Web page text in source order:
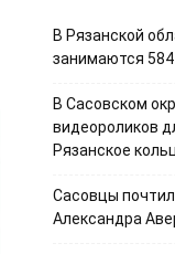
В Рязанской
занимаются
В Сасовском
видеороликов
Рязанское
Сасовцы
Александра